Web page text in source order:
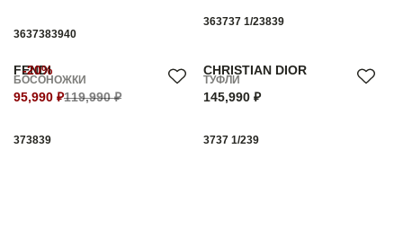
3637383940
363737 1/23839
-20%
FENDI
БОСОНОЖКИ
95,990 ₽119,990 ₽
373839
CHRISTIAN DIOR
ТУФЛИ
145,990 ₽
3737 1/239